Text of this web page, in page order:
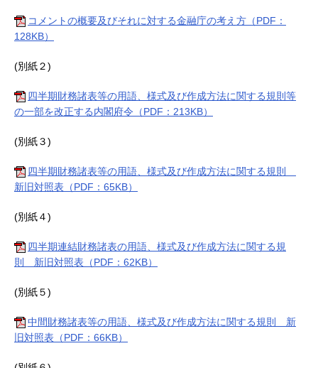
コメントの概要及びそれに対する金融庁の考え方（PDF：
128KB）
(別紙２)
四半期財務諸表等の用語、様式及び作成方法に関する規則等
の一部を改正する内閣府令（PDF：213KB）
(別紙３)
四半期財務諸表等の用語、様式及び作成方法に関する規則
新旧対照表（PDF：65KB）
(別紙４)
四半期連結財務諸表の用語、様式及び作成方法に関する規
則 新旧対照表（PDF：62KB）
(別紙５)
中間財務諸表等の用語、様式及び作成方法に関する規則 新
旧対照表（PDF：66KB）